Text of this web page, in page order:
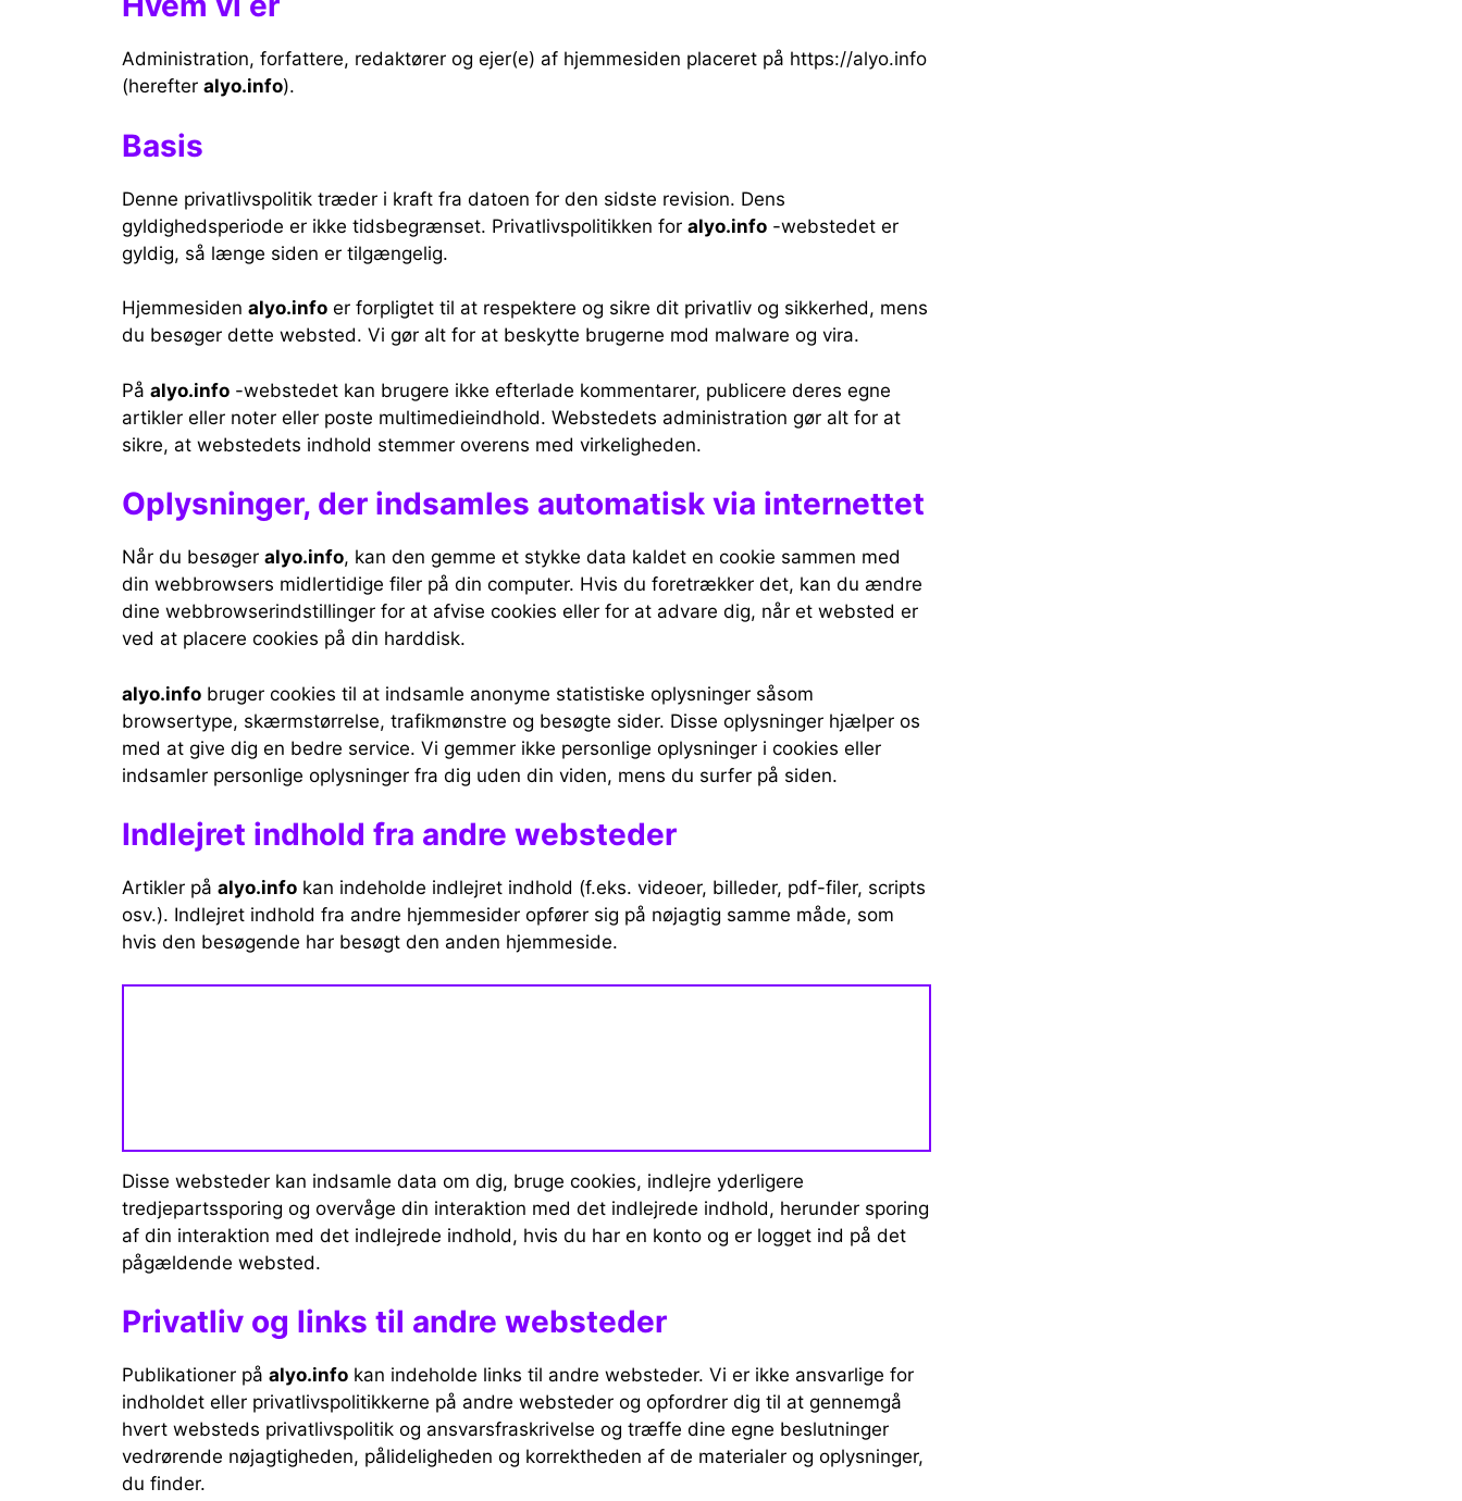
Administration, forfattere, redaktører og ejer(e) af hjemmesiden placeret på https://alyo.info
(herefter alyo.info).
Basis
Denne privatlivspolitik træder i kraft fra datoen for den sidste revision. Dens
gyldighedsperiode er ikke tidsbegrænset. Privatlivspolitikken for alyo.info -webstedet er
gyldig, så længe siden er tilgængelig.
Hjemmesiden alyo.info er forpligtet til at respektere og sikre dit privatliv og sikkerhed, mens
du besøger dette websted. Vi gør alt for at beskytte brugerne mod malware og vira.
På alyo.info -webstedet kan brugere ikke efterlade kommentarer, publicere deres egne
artikler eller noter eller poste multimedieindhold. Webstedets administration gør alt for at
sikre, at webstedets indhold stemmer overens med virkeligheden.
Oplysninger, der indsamles automatisk via internettet
Når du besøger alyo.info, kan den gemme et stykke data kaldet en cookie sammen med
din webbrowsers midlertidige filer på din computer. Hvis du foretrækker det, kan du ændre
dine webbrowserindstillinger for at afvise cookies eller for at advare dig, når et websted er
ved at placere cookies på din harddisk.
alyo.info bruger cookies til at indsamle anonyme statistiske oplysninger såsom
browsertype, skærmstørrelse, trafikmønstre og besøgte sider. Disse oplysninger hjælper os
med at give dig en bedre service. Vi gemmer ikke personlige oplysninger i cookies eller
indsamler personlige oplysninger fra dig uden din viden, mens du surfer på siden.
Indlejret indhold fra andre websteder
Artikler på alyo.info kan indeholde indlejret indhold (f.eks. videoer, billeder, pdf-filer, scripts
osv.). Indlejret indhold fra andre hjemmesider opfører sig på nøjagtig samme måde, som
hvis den besøgende har besøgt den anden hjemmeside.
Disse websteder kan indsamle data om dig, bruge cookies, indlejre yderligere
tredjepartssporing og overvåge din interaktion med det indlejrede indhold, herunder sporing
af din interaktion med det indlejrede indhold, hvis du har en konto og er logget ind på det
pågældende websted.
Privatliv og links til andre websteder
Publikationer på alyo.info kan indeholde links til andre websteder. Vi er ikke ansvarlige for
indholdet eller privatlivspolitikkerne på andre websteder og opfordrer dig til at gennemgå
hvert websteds privatlivspolitik og ansvarsfraskrivelse og træffe dine egne beslutninger
vedrørende nøjagtigheden, pålideligheden og korrektheden af ​​de materialer og oplysninger,
du finder.